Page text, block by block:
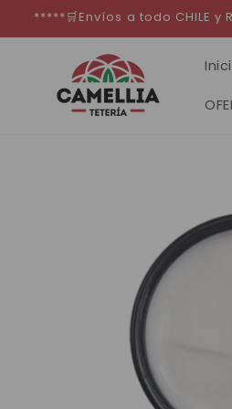
directamente
al contenido
*****🛒Envíos a todo CHILE